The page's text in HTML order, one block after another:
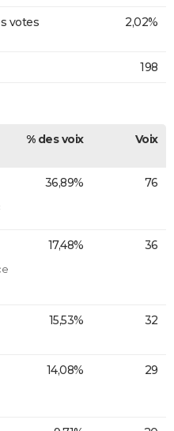
votes
2,02%
198
% des voix Voix
36,89% 76
17,48% 36
15,53% 32
14,08% 29